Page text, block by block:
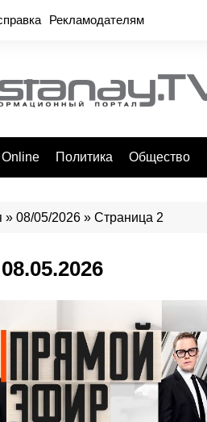
Рекламодателям
Политика Общество
» 08/05/2026 » Страница 2
08.05.2026